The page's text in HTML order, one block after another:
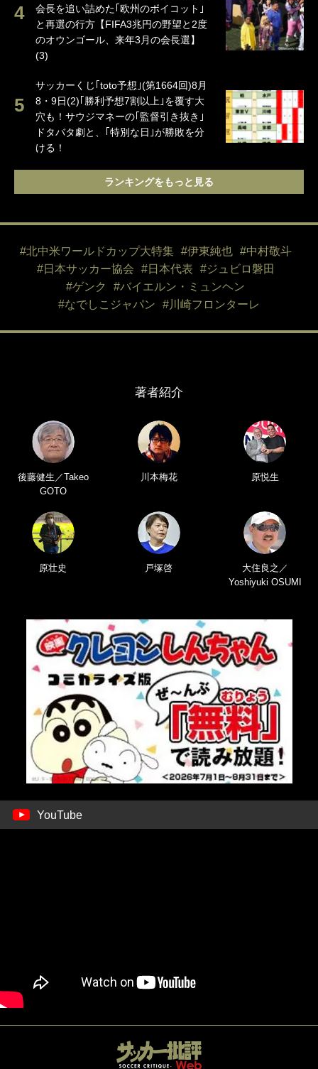
会長を追い詰めた｢欧州のボイコット｣
と再選の行方【FIFA3兆円の野望と2度
のオウンゴール、来年3月の会長選】
(3)
サッカーくじ｢toto予想｣(第1664回)8月
8・9日(2)｢勝利予想7割以上｣を覆す大
穴も！サウジマネーの｢監督引き抜き｣
ドタバタ劇と、｢特別な日｣が勝敗を分
ける！
ランキングをもっと見る
#北中米ワールドカップ大特集 #伊東純也
#中村敬斗
#日本サッカー協会
#日本代表
#ジュビロ磐田
#ゲンク
#バイエルン・ミュンヘン
#なでしこジャパン
#川崎フロンターレ
著者紹介
後藤健生／Takeo
GOTO
川本梅花 原悦生
原壮史 戸塚啓
大住良之／
Yoshiyuki OSUMI
YouTube